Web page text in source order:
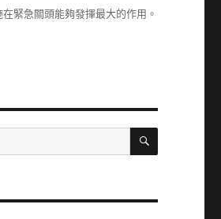
緊急關頭能夠發揮最大的作用。
搜